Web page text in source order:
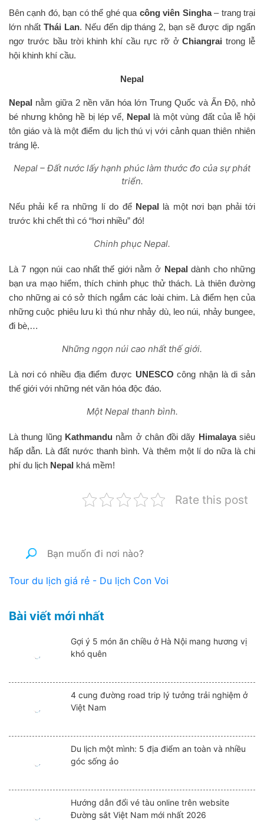
Bên cạnh đó, bạn có thể ghé qua công viên Singha– trang trại
lớn nhất Thái Lan. Nếu đến dịp tháng 2, bạn sẽ được dịp ngẩn
ngơ trước bầu trời khinh khí cầu rực rỡ ởChiangrai trong lễ
hội khinh khí cầu.
Nepal
Nepal nằm giữa 2 nền văn hóa lớn Trung Quốc và Ấn Độ, nhỏ
bé nhưng không hề bị lép vế, Nepal là một vùng đất của lễ hội
tôn giáo và là một điểm du lịch thú vị với cảnh quan thiên nhiên
tráng lệ.
Nepal – Đất nước lấy hạnh phúc làm thước đo của sự phát
triển.
Nếu phải kể ra những lí do để Nepal là một nơi bạn phải tới
trước khi chết thì có “hơi nhiều” đó!
Chinh phục Nepal.
Là 7 ngọn núi cao nhất thế giới nằm ở Nepal dành cho những
bạn ưa mạo hiểm, thích chinh phục thử thách. Là thiên đường
cho những ai có sở thích ngắm các loài chim. Là điểm hẹn của
những cuộc phiêu lưu kì thú như nhảy dù, leo núi, nhảy bungee,
đi bè,…
Những ngọn núi cao nhất thế giới.
Là nơi có nhiều địa điểm được UNESCO công nhận là di sản
thế giới với những nét văn hóa độc đáo.
Một Nepal thanh bình.
Là thung lũng Kathmandu nằm ở chân đồi dãy Himalayasiêu
hấp dẫn. Là đất nước thanh bình. Và thêm một lí do nữa là chi
phí du lịch Nepal khá mềm!
Rate this post
Tour du lịch giá rẻ - Du lịch Con Voi
Bài viết mới nhất
Gợi ý 5 món ăn chiều ở Hà Nội mang hương vị
khó quên
4 cung đường road trip lý tưởng trải nghiệm ở
Việt Nam
Du lịch một mình: 5 địa điểm an toàn và nhiều
góc sống ảo
Hướng dẫn đổi vé tàu online trên website
Đường sắt Việt Nam mới nhất 2026